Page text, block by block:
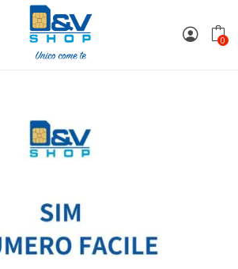
0
Facile 328X944449 Da Attivare